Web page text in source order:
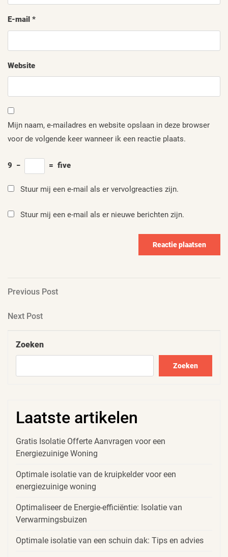
E-mail *
Website
Mijn naam, e-mailadres en website opslaan in deze browser
voor de volgende keer wanneer ik een reactie plaats.
9 − = five
Stuur mij een e-mail als er vervolgreacties zijn.
Stuur mij een e-mail als er nieuwe berichten zijn.
Berichtnavigatie
Previous
Previous Post
Next
Next Post
Zoeken
Zoeken
Laatste artikelen
Gratis Isolatie Offerte Aanvragen voor een
Energiezuinige Woning
Optimale isolatie van de kruipkelder voor een
energiezuinige woning
Optimaliseer de Energie-efficiëntie: Isolatie van
Verwarmingsbuizen
Optimale isolatie van een schuin dak: Tips en advies